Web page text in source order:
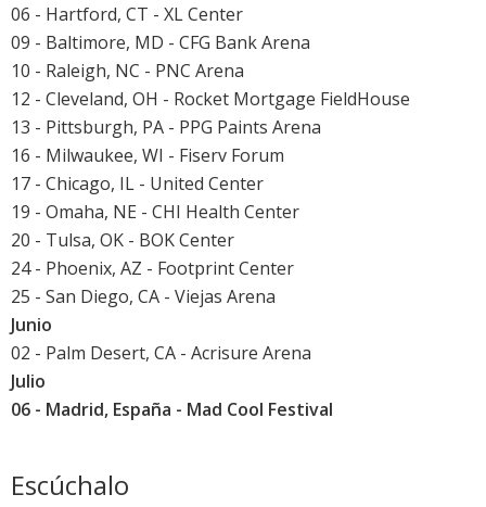
06 - Hartford, CT - XL Center
09 - Baltimore, MD - CFG Bank Arena
10 - Raleigh, NC - PNC Arena
12 - Cleveland, OH - Rocket Mortgage FieldHouse
13 - Pittsburgh, PA - PPG Paints Arena
16 - Milwaukee, WI - Fiserv Forum
17 - Chicago, IL - United Center
19 - Omaha, NE - CHI Health Center
20 - Tulsa, OK - BOK Center
24 - Phoenix, AZ - Footprint Center
25 - San Diego, CA - Viejas Arena
Junio
02 - Palm Desert, CA - Acrisure Arena
Julio
06 - Madrid, España - Mad Cool Festival
Escúchalo